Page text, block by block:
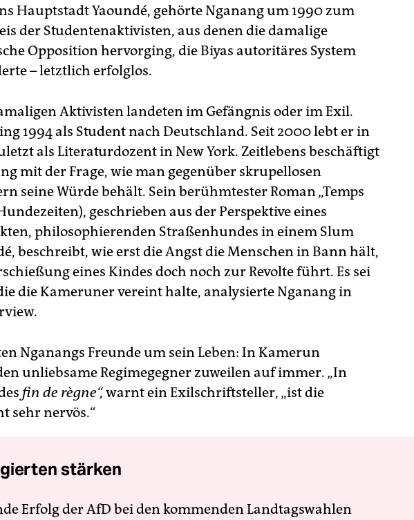
Hauptstadt Yaoundé, gehörte Nganang um 1990 zum
der Studentenaktivisten, aus denen die damalige
Opposition hervorging, die Biyas autoritäres System
– letztlich erfolglos.
Aktivisten landeten im Gefängnis oder im Exil.
1994 als Student nach Deutschland. Seit 2000 lebt er in
als Literaturdozent in New York. Zeitlebens beschäftigt
mit der Frage, wie man gegenüber skrupellosen
seine Würde behält. Sein berühmtester Roman „Temps
geschrieben aus der Perspektive eines
philosophierenden Straßenhundes in einem Slum
beschreibt, wie erst die Angst die Menschen in Bann hält,
eines Kindes doch noch zur Revolte führt. Es sei
die Kameruner vereint halte, analysierte Nganang in
Nganangs Freunde um sein Leben: In Kamerun
unliebsame Regimegegner zuweilen auf immer. „In
fin de règne“,warnt ein Exilschriftsteller, „ist die
sehr nervös.“
stärken
Erfolg der AfD bei den kommenden Landtagswahlen